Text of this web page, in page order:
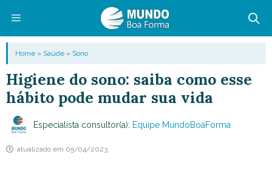
conteúdo
Menu
Home » Saúde » Sono
Higiene do sono: saiba como esse
hábito pode mudar sua vida
Especialista consultor(a): Equipe MundoBoaForma
atualizado em 05/04/2023